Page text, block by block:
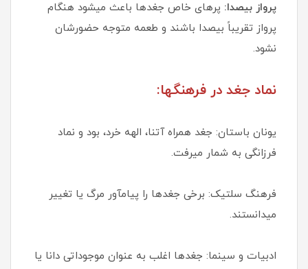
پرواز بیصدا: پرهای خاص جغدها باعث میشود هنگام
پرواز تقریباً بیصدا باشند و طعمه متوجه حضورشان
نشود.
نماد جغد در فرهنگها:
یونان باستان: جغد همراه آتنا، الهه خرد، بود و نماد
فرزانگی به شمار میرفت.
فرهنگ سلتیک: برخی جغدها را پیامآور مرگ یا تغییر
میدانستند.
ادبیات و سینما: جغدها اغلب به عنوان موجوداتی دانا یا